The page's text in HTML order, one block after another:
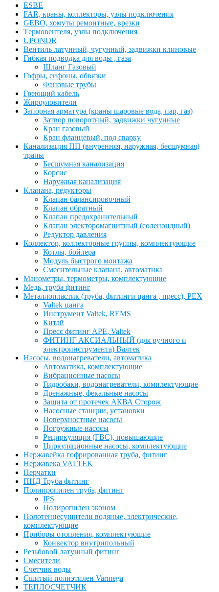
ESBЕ
FAR, краны, коллекторы, узлы подключения
GEBO, хомуты ремонтные, врезки
Tермовентеля, узлы подключения
UPONOR
Вентиль латунный, чугунный, задвижки клиновые
Гибкая подводка для воды , газа
Шланг Газовый
Гофры, сифоны, обвязки
Фановые трубы
Греющий кабель
Жироуловители
Запорная арматура (краны шаровые вода, пар, газ)
Затвор поворотный, задвижки чугунные
Кран газовый
Кран фланцевый, под сварку
Канализация ПП (внуренняя, наружная, бесшумная)
трапы
Бесшумная канализация
Корсис
Наружная канализация
Клапана, редукторы
Клапан балансировочный
Клапан обратный
Клапан предохранительный
Клапан электоромагнитный (соленоидный)
Редуктор давления
Коллектор, коллекторные группы, комплектующие
Котлы, бойлера
Модуль быстрого монтажа
Смесительные клапана, автоматика
Манометры, термометры, комплектующие
Медь, труба фитинг
Металлопластик (труба, фитинги цанга , пресс), PEX
Valtek цанга
Инструмент Valtek, REMS
Китай
Пресс фитинг APE, Valtek
ФИТИНГ АКСИАЛЬНЫЙ (для ручного и
электроинструмента) Валтек
Насосы, водонагреватели, автоматика
Автоматика, комплектующие
Вибрационные насосы
Гидробаки, водонагреватели, комплектующие
Дренажные, фекальные насосы
Защита от протечек АКВА Сторож
Насосные станции, установки
Поверхностные насосы
Погружные насосы
Рециркуляция (ГВС), повышающие
Циркуляционные насосы, комплектующие
Нержавейка гофрированная труба, фитинг
Нержавека VALTEK
Перчатки
ПНД Труба фитинг
Полипропилен труба, фитинг
IPS
Полиропилен эконом
Полотенцесушители водяные, электрические,
комплектующие
Приборы отопления, комплектующие
Конвектор внутрипольный
Резьбовой латунный фитинг
Смесители
Счетчик воды
Сшитый полиэтилен Varmega
ТЕПЛОСЧЕТЧИК